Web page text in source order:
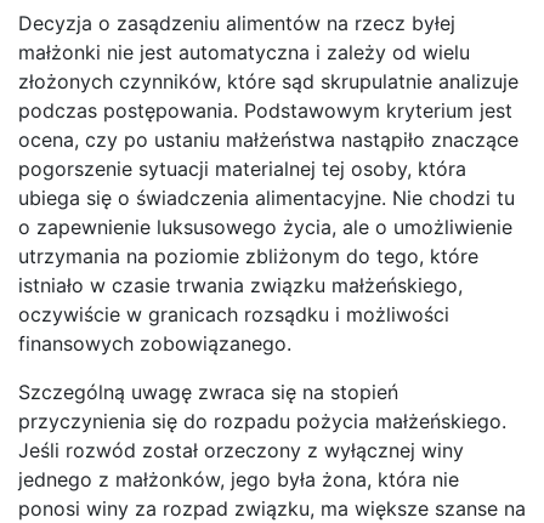
Decyzja o zasądzeniu alimentów na rzecz byłej
małżonki nie jest automatyczna i zależy od wielu
złożonych czynników, które sąd skrupulatnie analizuje
podczas postępowania. Podstawowym kryterium jest
ocena, czy po ustaniu małżeństwa nastąpiło znaczące
pogorszenie sytuacji materialnej tej osoby, która
ubiega się o świadczenia alimentacyjne. Nie chodzi tu
o zapewnienie luksusowego życia, ale o umożliwienie
utrzymania na poziomie zbliżonym do tego, które
istniało w czasie trwania związku małżeńskiego,
oczywiście w granicach rozsądku i możliwości
finansowych zobowiązanego.
Szczególną uwagę zwraca się na stopień
przyczynienia się do rozpadu pożycia małżeńskiego.
Jeśli rozwód został orzeczony z wyłącznej winy
jednego z małżonków, jego była żona, która nie
ponosi winy za rozpad związku, ma większe szanse na